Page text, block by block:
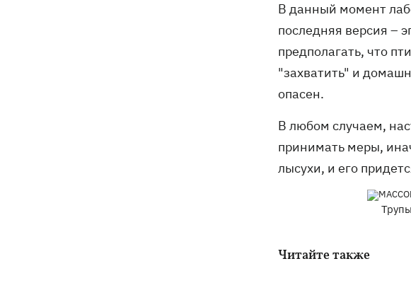
В данный момент
последняя версия –
предполагать, что
"захватить" и
опасен.
В любом случаем,
принимать меры,
лысухи, и его
Читайте также